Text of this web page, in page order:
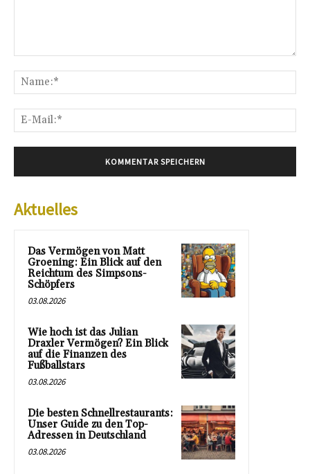
Aktuelles
Das Vermögen von Matt
Groening: Ein Blick auf den
Reichtum des Simpsons-
Schöpfers
03.08.2026
Wie hoch ist das Julian
Draxler Vermögen? Ein Blick
auf die Finanzen des
Fußballstars
03.08.2026
Die besten Schnellrestaurants:
Unser Guide zu den Top-
Adressen in Deutschland
03.08.2026